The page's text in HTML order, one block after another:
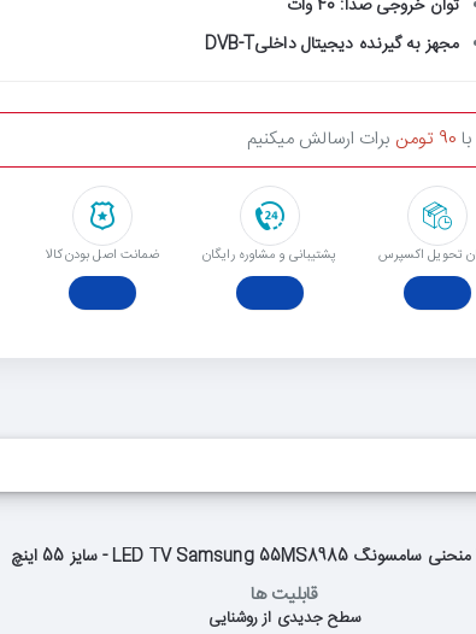
توان خروجی صدا: 40 وات
مجهز به گیرنده دیجیتال داخلیDVB-T
تحویل اکسپرس پشتیبانی و مشاوره رایگان ﺿﻤﺎﻧﺖ اﺻﻞ ﺑﻮدن ﮐﺎﻟﺎ
90 تومن برات ارسالش میکنیم
قابلیت ها
سطح جدیدی از روشنایی